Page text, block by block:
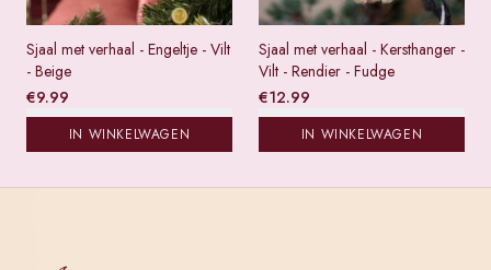
Sjaal met verhaal - Engeltje - Vilt
- Beige
€9.99
IN WINKELWAGEN
Sjaal met verhaal - Kersthanger -
Vilt - Rendier - Fudge
€12.99
IN WINKELWAGEN